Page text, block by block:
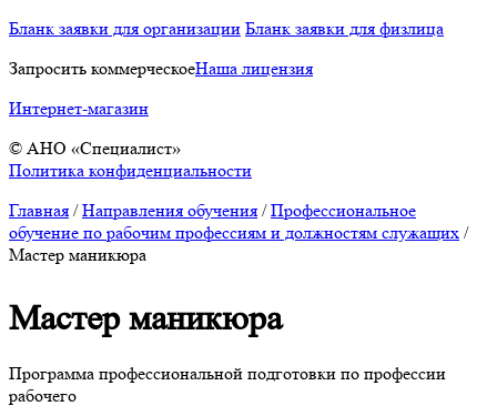
Бланк заявки для организации Бланк заявки для физлица
Запросить коммерческоеНаша лицензия
Интернет-магазин
© АНО «Специалист»
Политика конфиденциальности
Главная / Направления обучения / Профессиональное
обучение по рабочим профессиям и должностям служащих /
Мастер маникюра
Мастер маникюра
Программа профессиональной подготовки по профессии
рабочего